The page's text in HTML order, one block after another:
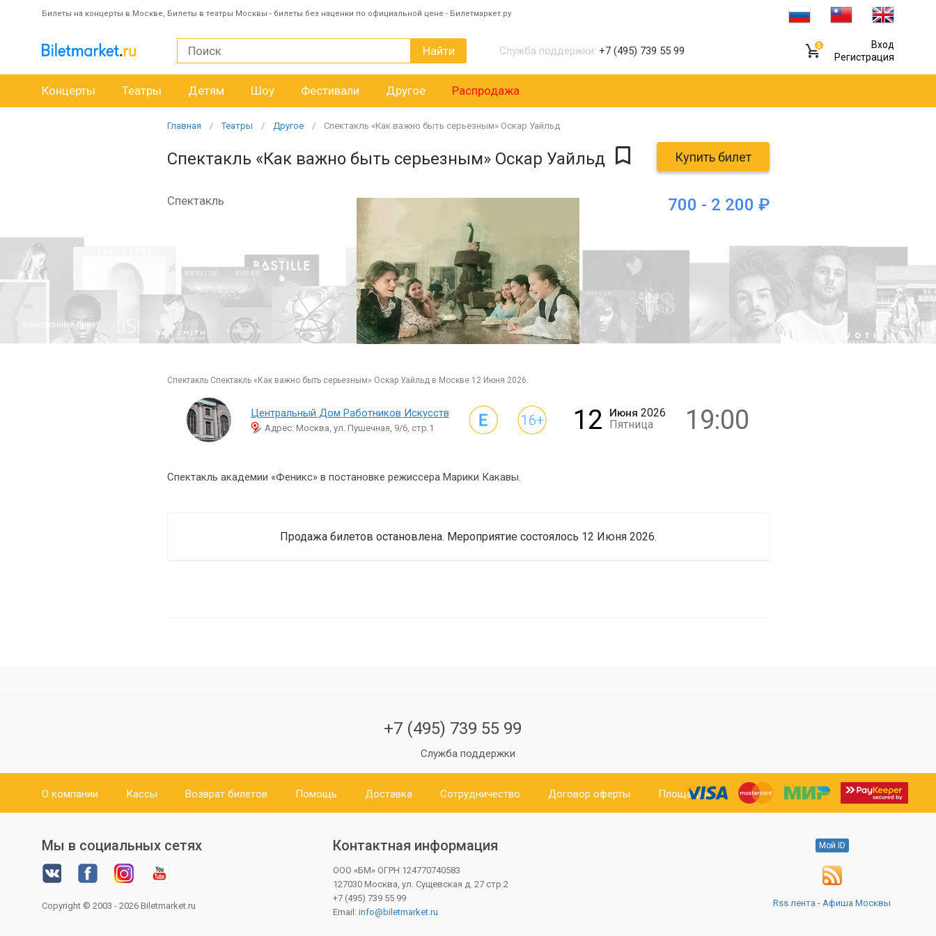
Билеты на концерты в Москве, Билеты в театры Москвы - билеты без наценки по официальной цене - Билетмаркет.ру
Найти Служба поддержки: +7 (495) 739 55 99 0
Вход
Регистрация
Концерты Театры Детям Шоу Фестивали Другое Распродажа
Главная Театры Другое Спектакль «Как важно быть серьезным» Оскар Уайльд
Спектакль «Как важно быть серьезным» Оскар Уайльд Купить билет
700 - 2 200 ₽
Спектакль
Электронный билет 16+
спектакль Спектакль «Как важно быть серьезным» Оскар Уайльд в Москве 12 Июня 2026.
Центральный Дом Работников Искусств
Адрес: Москва, ул. Пушечная, 9/6, стр.1 12 Июня 2026
Пятница
19:00
Спектакль академии «Феникс» в постановке режиссера Марики Какавы.
Продажа билетов остановлена. Мероприятие состоялось 12 Июня 2026.
+7 (495) 739 55 99
Служба поддержки
О компании Кассы Возврат билетов Помощь Доставка Сотрудничество Договор оферты Площадки
Мы в социальных сетях
Copyright © 2003 - 2026 Biletmarket.ru
Контактная информация
ООО «БМ» ОГРН 124770740583
127030 Москва, ул. Сущевская д. 27 стр.2
+7 (495) 739 55 99
Email: info@biletmarket.ru
Мой ID
Rss лента - Афиша Москвы